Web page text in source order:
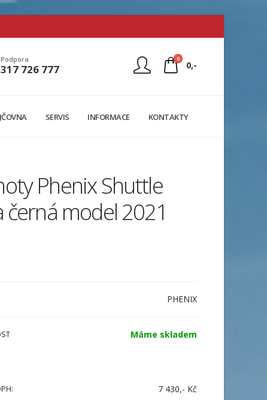
Podpora
317 726 777
0
0,-
Přihlásit
SERVIS INFORMACE KONTAKTY
Phenix Shuttle
černá model 2021
PHENIX
Máme skladem
7 430,- Kč